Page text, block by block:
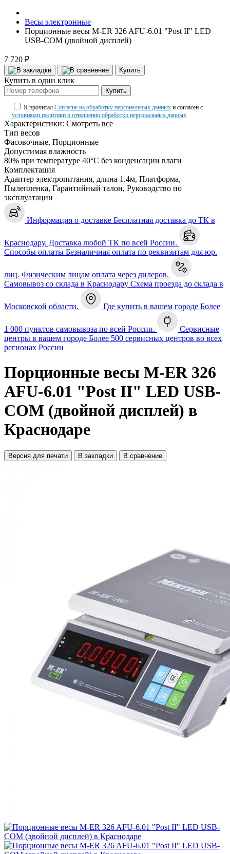
Весы электронные
Порционные весы M-ER 326 AFU-6.01 "Post II" LED
USB-COM (двойной дисплей)
7 720 ₽
Купить
Купить в один клик
Купить
Я прочитал Согласие на обработку персональных данных и согласен с
условиями политики в отношении обработки персональных данных
Характеристики: Смотреть все
Тип весов
Фасовочные, Порционные
Допустимая влажность
80% при температуре 40°С без конденсации влаги
Комплектация
Адаптер электропитания, длина 1.4м, Платформа,
Пылепленка, Гарантийный талон, Руководство по
эксплуатации
Информация о доставке Бесплатная доставка до ТК в
Краснодару. Доставка любой ТК по всей России.
Способы оплаты Безналичная оплата по реквизитам для юр.
лиц. Физическим лицам оплата через дилеров.
Самовывоз со склада в Краснодару Схема проезда до склада в
Московской области. Где купить в вашем городе Более
1 000 пунктов самовывоза по всей России.
Сервисные
центры в вашем городе Более 500 сервисных центров во всех
регионах России
Порционные весы M-ER 326
AFU-6.01 "Post II" LED USB-
COM (двойной дисплей) в
Краснодаре
Версия для печати В закладки В сравнение